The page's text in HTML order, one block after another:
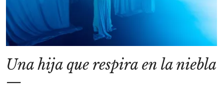
Una hija que respira en la niebla
—